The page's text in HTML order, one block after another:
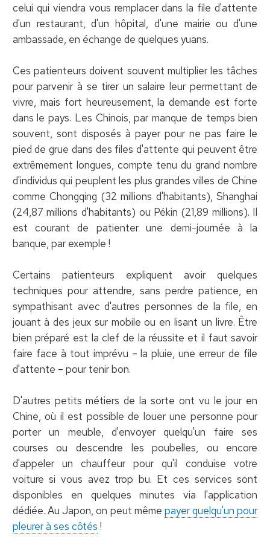
celui qui viendra vous remplacer dans la file d'attente
d'un restaurant, d'un hôpital, d'une mairie ou d'une
ambassade, en échange de quelques yuans.
Ces patienteurs doivent souvent multiplier les tâches
pour parvenir à se tirer un salaire leur permettant de
vivre, mais fort heureusement, la demande est forte
dans le pays. Les Chinois, par manque de temps bien
souvent, sont disposés à payer pour ne pas faire le
pied de grue dans des files d'attente qui peuvent être
extrêmement longues, compte tenu du grand nombre
d'individus qui peuplent les plus grandes villes de Chine
comme Chongqing (32 millions d'habitants), Shanghai
(24,87 millions d'habitants) ou Pékin (21,89 millions). Il
est courant de patienter une demi-journée à la
banque, par exemple !
Certains patienteurs expliquent avoir quelques
techniques pour attendre, sans perdre patience, en
sympathisant avec d'autres personnes de la file, en
jouant à des jeux sur mobile ou en lisant un livre. Être
bien préparé est la clef de la réussite et il faut savoir
faire face à tout imprévu – la pluie, une erreur de file
d'attente – pour tenir bon.
D'autres petits métiers de la sorte ont vu le jour en
Chine, où il est possible de louer une personne pour
porter un meuble, d'envoyer quelqu'un faire ses
courses ou descendre les poubelles, ou encore
d'appeler un chauffeur pour qu'il conduise votre
voiture si vous avez trop bu. Et ces services sont
disponibles en quelques minutes via l'application
dédiée. Au Japon, on peut même payer quelqu'un pour
pleurer à ses côtés !